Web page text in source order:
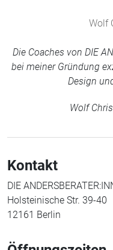
Wolf
Die Coaches von DIE
bei meiner Gründung
Design
Wolf
Kontakt
DIE
Holsteinische Str. 39-40
12161 Berlin